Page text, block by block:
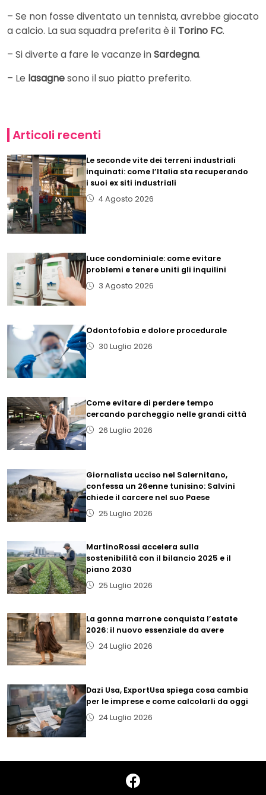
– Se non fosse diventato un tennista, avrebbe giocato
a calcio. La sua squadra preferita è il Torino FC.
– Si diverte a fare le vacanze inSardegna.
– Le lasagnesono il suo piatto preferito.
Articoli recenti
Le seconde vite dei terreni industriali
inquinati: come l’Italia sta recuperando
i suoi ex siti industriali
4 Agosto 2026
Luce condominiale: come evitare
problemi e tenere uniti gli inquilini
3 Agosto 2026
Odontofobia e dolore procedurale
30 Luglio 2026
Come evitare di perdere tempo
cercando parcheggio nelle grandi città
26 Luglio 2026
Giornalista ucciso nel Salernitano,
confessa un 26enne tunisino: Salvini
chiede il carcere nel suo Paese
25 Luglio 2026
MartinoRossi accelera sulla
sostenibilità con il bilancio 2025 e il
piano 2030
25 Luglio 2026
La gonna marrone conquista l’estate
2026: il nuovo essenziale da avere
24 Luglio 2026
Dazi Usa, ExportUsa spiega cosa cambia
per le imprese e come calcolarli da oggi
24 Luglio 2026